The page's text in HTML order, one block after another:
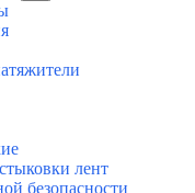
лент
безопасности